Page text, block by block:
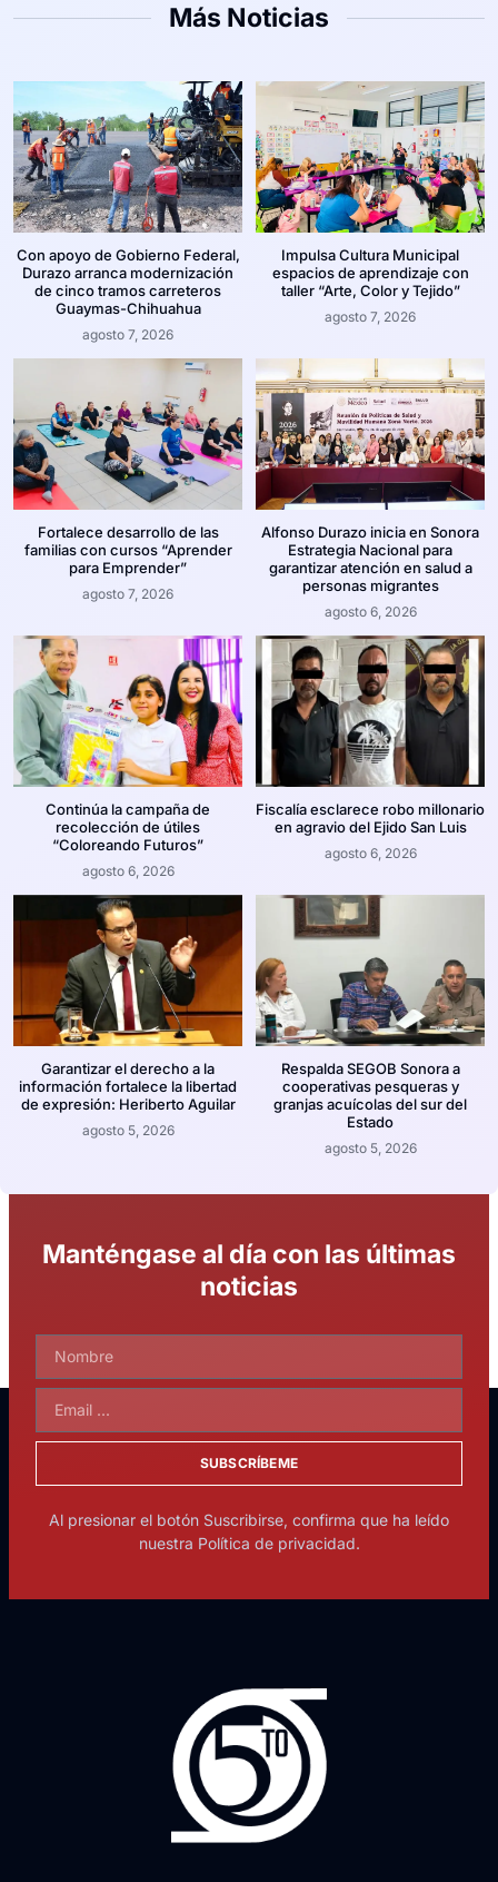
Más Noticias
Con apoyo de Gobierno Federal,
Durazo arranca modernización
de cinco tramos carreteros
Guaymas-Chihuahua
agosto 7, 2026
Impulsa Cultura Municipal
espacios de aprendizaje con
taller “Arte, Color y Tejido”
agosto 7, 2026
Fortalece desarrollo de las
familias con cursos “Aprender
para Emprender”
agosto 7, 2026
Alfonso Durazo inicia en Sonora
Estrategia Nacional para
garantizar atención en salud a
personas migrantes
agosto 6, 2026
Continúa la campaña de
recolección de útiles
“Coloreando Futuros”
agosto 6, 2026
Fiscalía esclarece robo millonario
en agravio del Ejido San Luis
agosto 6, 2026
Garantizar el derecho a la
información fortalece la libertad
de expresión: Heriberto Aguilar
agosto 5, 2026
Respalda SEGOB Sonora a
cooperativas pesqueras y
granjas acuícolas del sur del
Estado
agosto 5, 2026
Manténgase al día con las últimas
noticias
SUBSCRÍBEME
Al presionar el botón Suscribirse, confirma que ha leído
nuestra Política de privacidad.